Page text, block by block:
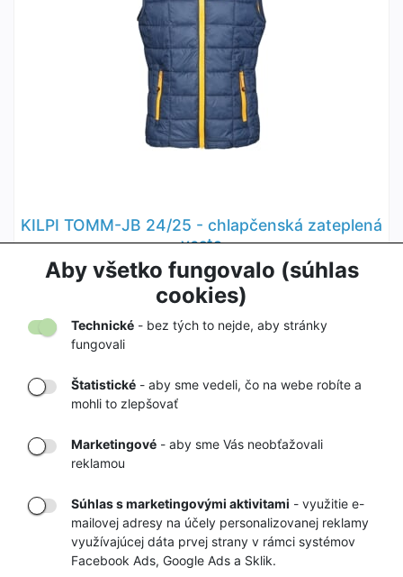
Aby všetko fungovalo (súhlas
cookies)
Technické - bez tých to nejde, aby stránky
fungovali
Štatistické - aby sme vedeli, čo na webe robíte a
mohli to zlepšovať
Marketingové - aby sme Vás neobťažovali
reklamou
Súhlas s marketingovými aktivitami - využitie e-
mailovej adresy na účely personalizovanej reklamy
využívajúcej dáta prvej strany v rámci systémov
Facebook Ads, Google Ads a Sklik.
KILPI TOMM-JB 24/25 - chlapčenská zateplená
vesta
34,90 € 69,90 €
DORUČENIE
TOVARU AŽ K
VÁM DOMOV
OBCHOD
RÝCHLE
DORUČENIE
GARANCIA
VRÁTENIA PEŇAZÍ